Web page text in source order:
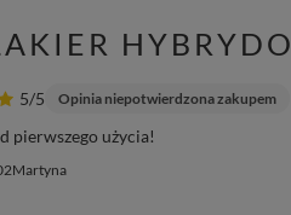
5/5 Opinia niepotwierdzona zakupem
pierwszego użycia!
Martyna